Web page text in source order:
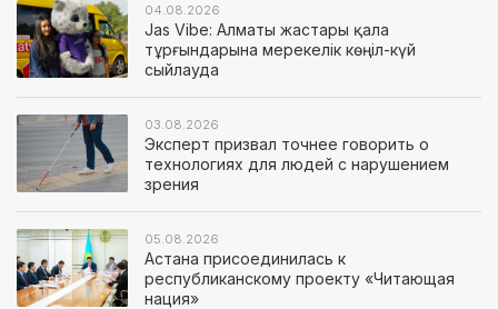
04.08.2026
Jas Vibe: Алматы жастары қала
тұрғындарына мерекелік көңіл-күй
сыйлауда
03.08.2026
Эксперт призвал точнее говорить о
технологиях для людей с нарушением
зрения
05.08.2026
Астана присоединилась к
республиканскому проекту «Читающая
нация»